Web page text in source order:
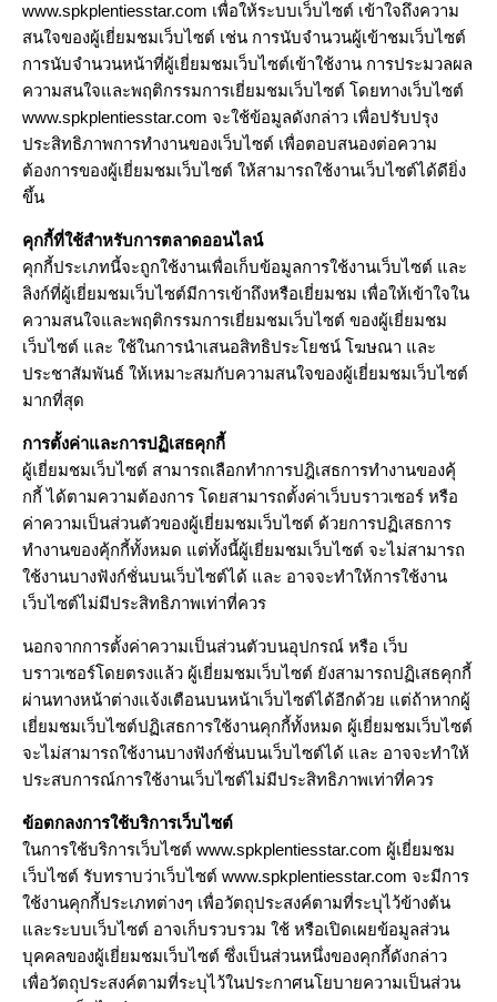
www.spkplentiesstar.com เพื่อให้ระบบเว็บไซต์ เข้าใจถึงความ
สนใจของผู้เยี่ยมชมเว็บไซต์ เช่น การนับจำนวนผู้เข้าชมเว็บไซต์
การนับจำนวนหน้าที่ผู้เยี่ยมชมเว็บไซต์เข้าใช้งาน การประมวลผล
ความสนใจและพฤติกรรมการเยี่ยมชมเว็บไซต์ โดยทางเว็บไซต์
www.spkplentiesstar.com จะใช้ข้อมูลดังกล่าว เพื่อปรับปรุง
ประสิทธิภาพการทำงานของเว็บไซต์ เพื่อตอบสนองต่อความ
ต้องการของผู้เยี่ยมชมเว็บไซต์ ให้สามารถใช้งานเว็บไซต์ได้ดียิ่ง
ขึ้น
คุกกี้ที่ใช้สำหรับการตลาดออนไลน์
คุกกี้ประเภทนี้จะถูกใช้งานเพื่อเก็บข้อมูลการใช้งานเว็บไซต์ และ
ลิงก์ที่ผู้เยี่ยมชมเว็บไซต์มีการเข้าถึงหรือเยี่ยมชม เพื่อให้เข้าใจใน
ความสนใจและพฤติกรรมการเยี่ยมชมเว็บไซต์ ของผู้เยี่ยมชม
เว็บไซต์ และ ใช้ในการนำเสนอสิทธิประโยชน์ โฆษณา และ
ประชาสัมพันธ์ ให้เหมาะสมกับความสนใจของผู้เยี่ยมชมเว็บไซต์
มากที่สุด
การตั้งค่าและการปฏิเสธคุกกี้
ผู้เยี่ยมชมเว็บไซต์ สามารถเลือกทำการปฎิเสธการทำงานของคุ้
กกี้ ได้ตามความต้องการ โดยสามารถตั้งค่าเว็บบราวเซอร์ หรือ
ค่าความเป็นส่วนตัวของผู้เยี่ยมชมเว็บไซต์ ด้วยการปฏิเสธการ
ทำงานของคุ้กกี้ทั้งหมด แต่ทั้งนี้ผู้เยี่ยมชมเว็บไซต์ จะไม่สามารถ
ใช้งานบางฟังก์ชั่นบนเว็บไซต์ได้ และ อาจจะทำให้การใช้งาน
เว็บไซต์ไม่มีประสิทธิภาพเท่าที่ควร
นอกจากการตั้งค่าความเป็นส่วนตัวบนอุปกรณ์ หรือ เว็บ
บราวเซอร์โดยตรงแล้ว ผู้เยี่ยมชมเว็บไซต์ ยังสามารถปฏิเสธคุกกี้
ผ่านทางหน้าต่างแจ้งเตือนบนหน้าเว็บไซต์ได้อีกด้วย แต่ถ้าหากผู้
เยี่ยมชมเว็บไซต์ปฏิเสธการใช้งานคุกกี้ทั้งหมด ผู้เยี่ยมชมเว็บไซต์
จะไม่สามารถใช้งานบางฟังก์ชั่นบนเว็บไซต์ได้ และ อาจจะทำให้
ประสบการณ์การใช้งานเว็บไซต์ไม่มีประสิทธิภาพเท่าที่ควร
ข้อตกลงการใช้บริการเว็บไซต์
ในการใช้บริการเว็บไซต์ www.spkplentiesstar.com ผู้เยี่ยมชม
เว็บไซต์ รับทราบว่าเว็บไซต์ www.spkplentiesstar.com จะมีการ
ใช้งานคุกกี้ประเภทต่างๆ เพื่อวัตถุประสงค์ตามที่ระบุไว้ข้างต้น
และระบบเว็บไซต์ อาจเก็บรวบรวม ใช้ หรือเปิดเผยข้อมูลส่วน
บุคคลของผู้เยี่ยมชมเว็บไซต์ ซึ่งเป็นส่วนหนึ่งของคุกกี้ดังกล่าว
เพื่อวัตถุประสงค์ตามที่ระบุไว้ในประกาศนโยบายความเป็นส่วน